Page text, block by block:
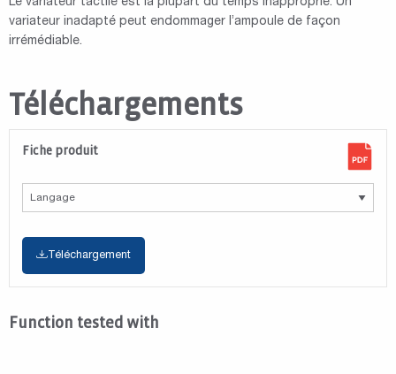
Le variateur tactile est la plupart du temps inapproprié. Un
variateur inadapté peut endommager l’ampoule de façon
irrémédiable.
Téléchargements
Fiche produit
Téléchargement
Function tested with